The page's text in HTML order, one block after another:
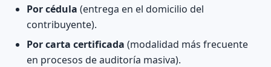
Por cédula (entrega en el domicilio del
contribuyente).
Por carta certificada (modalidad más frecuente
en procesos de auditoría masiva).